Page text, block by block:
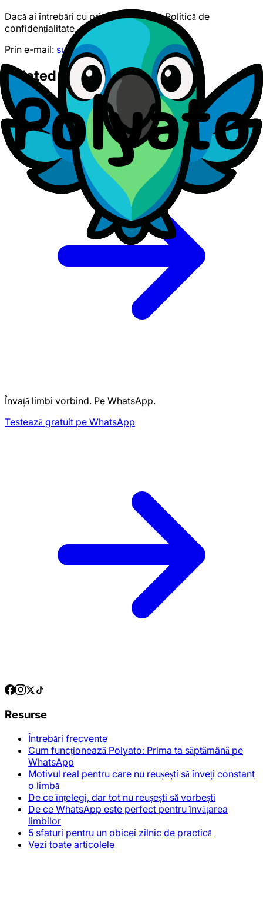
Dacă ai întrebări cu privire la această Politică de
confidențialitate, ne poți contacta:
Prin e-mail: support@polyato.com
Related Documents
Review our other legal documents and policies.
Terms of Service
Învață limbi vorbind. Pe WhatsApp.
Testează gratuit pe WhatsApp
Resurse
Întrebări frecvente
Cum funcționează Polyato: Prima ta săptămână pe
WhatsApp
Motivul real pentru care nu reușești să înveți constant
o limbă
De ce înțelegi, dar tot nu reușești să vorbești
De ce WhatsApp este perfect pentru învățarea
limbilor
5 sfaturi pentru un obicei zilnic de practică
Vezi toate articolele